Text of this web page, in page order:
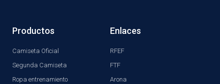
Productos
Camiseta Oficial
Segunda Camiseta
Ropa entrenamiento
Enlaces
RFEF
FTF
Arona